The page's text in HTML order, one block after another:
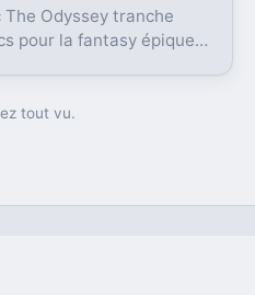
Odyssey tranche
pour la fantasy épique.